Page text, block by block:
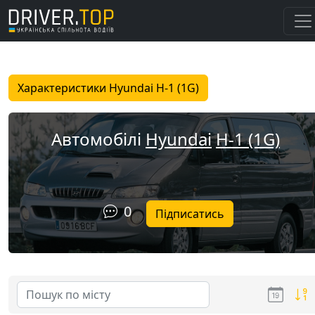
Характеристики Hyundai H-1 (1G)
Автомобілі HyundaiH-1 (1G)
0 Підписатись